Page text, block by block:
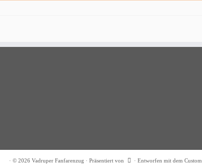
· © 2026 Vadruper Fanfarenzug · Präsentiert von · Entworfen mit dem